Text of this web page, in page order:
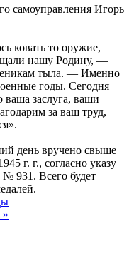
самоуправления Игорь
ковать то оружие,
нашу Родину, —
тыла. — Именно
годы. Сегодня
заслуга, ваши
за ваш труд,
день вручено свыше
г. г., согласно указу
№ 931. Всего будет
»